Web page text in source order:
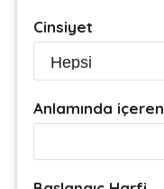
Cinsiyet
Anlamında içeren